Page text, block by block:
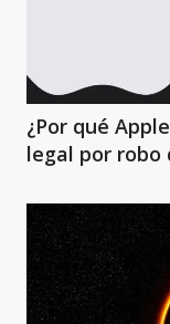
¿Por qué
legal por robo